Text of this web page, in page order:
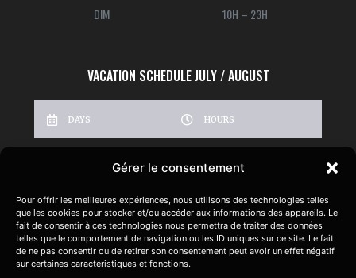
Gérer le consentement
Pour offrir les meilleures expériences, nous utilisons des technologies telles
que les cookies pour stocker et/ou accéder aux informations des appareils. Le
fait de consentir à ces technologies nous permettra de traiter des données
telles que le comportement de navigation ou les ID uniques sur ce site. Le fait
de ne pas consentir ou de retirer son consentement peut avoir un effet négatif
sur certaines caractéristiques et fonctions.
DIM 10H – 23H
VACATION SCHEDULE JULY / AUGUST
DAYS HOURS
MER 14H – 00H
JEU 14H – 00H